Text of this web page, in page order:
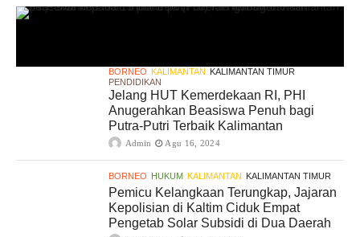
BORNEO KALIMANTAN KALIMANTAN TIMUR
PENDIDIKAN
Jelang HUT Kemerdekaan RI, PHI
Anugerahkan Beasiswa Penuh bagi
Putra-Putri Terbaik Kalimantan
Admin Agu 16, 2024
BORNEO HUKUM KALIMANTAN KALIMANTAN TIMUR
Pemicu Kelangkaan Terungkap, Jajaran
Kepolisian di Kaltim Ciduk Empat
Pengetab Solar Subsidi di Dua Daerah